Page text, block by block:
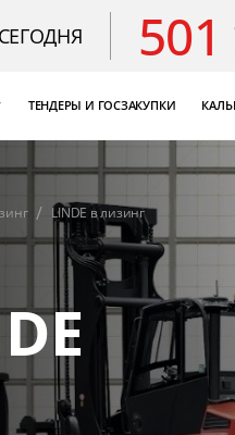
СЕГОДНЯ 501
ТЕНДЕРЫ И ГОСЗАКУПКИ
LINDE в лизинг